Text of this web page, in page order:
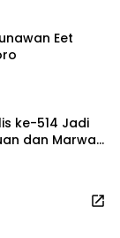
Eet
ke-514 Jadi
dan Marwah